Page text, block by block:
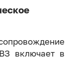
включает в